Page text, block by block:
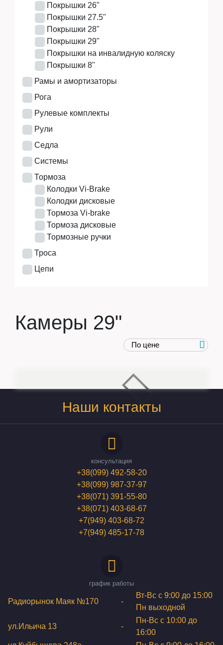
Покрышки 26"
Покрышки 27.5"
Покрышки 28"
Покрышки 29"
Покрышки на инвалидную коляску
Покрышки 8"
Рамы и амортизаторы
Рога
Рулевые комплекты
Рули
Седла
Системы
Тормоза
Колодки Vi-Brake
Колодки дисковые
Тормоза Vi-brake
Тормоза дисковые
Тормозные ручки
Троса
Цепи
Камеры 29"
loading...
Наши контакты
консультация
+38(099) 492-58-20
+38(099) 987-37-97
+38(071) 391-55-80
+38(071) 403-68-67
+7(949) 403-68-72
+7(949) 485-17-78
график работы
Радиорынок Маяк №170 -
Вт-Вс с 9:00 до 15:00
Пн выходной
ул.Ильича 13 -
Пн-Вс с 10:00 до
16:00